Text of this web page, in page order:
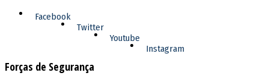
Facebook
Twitter
Youtube
Instagram
Forças de Segurança